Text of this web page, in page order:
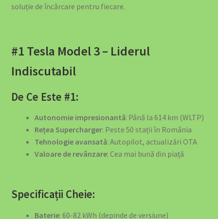
Acumulator Solar SunArk 14.34 kWh (280Ah) – Putere
Pentru Consumatori Mari
Acumulator Solar SunArk 16.08 kWh (314Ah) – Top de Gamă
Acumulator Solar SunArk 5.12 kWh (100Ah) 51.2V LiFePO4
Acumulatori Solari SunArk LiFePO4 – Energie Curată,
Articles
soluție de încărcare pentru fiecare.
#1 Tesla Model 3 – Liderul
Indiscutabil
De Ce Este #1:
Autonomie impresionantă: Până la 614 km (WLTP)
Rețea Supercharger: Peste 50 stații în România
Tehnologie avansată: Autopilot, actualizări OTA
Valoare de revânzare: Cea mai bună din piață
Specificații Cheie:
Baterie: 60-82 kWh (depinde de versiune)